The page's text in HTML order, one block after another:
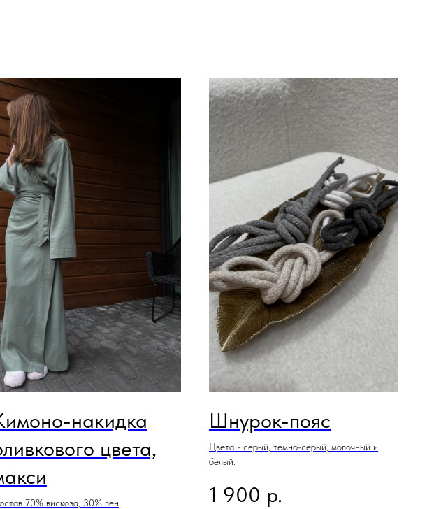
накидка
цвета,
70% вискоза, 30% лен
Шнурок-пояс
Цвета - серый, темно-серый, молочный и
белый.
1 900 р.